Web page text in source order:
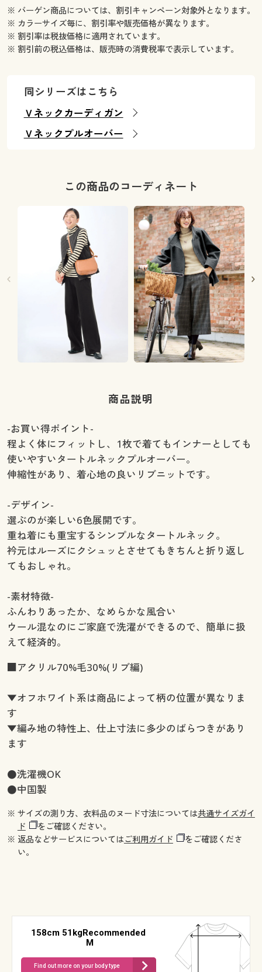
※ バーゲン商品については、割引キャンペーン対象外となります。
※ カラーサイズ毎に、割引率や販売価格が異なります。
※ 割引率は税抜価格に適用されています。
※ 割引前の税込価格は、販売時の消費税率で表示しています。
同シリーズはこちら
Ｖネックカーディガン
Ｖネックプルオーバー
この商品のコーディネート
商品説明
-お買い得ポイント-
程よく体にフィットし、1枚で着てもインナーとしても
使いやすいタートルネックプルオーバー。
伸縮性があり、着心地の良いリブニットです。
-デザイン-
選ぶのが楽しい6色展開です。
重ね着にも重宝するシンプルなタートルネック。
衿元はルーズにクシュッとさせてもきちんと折り返し
てもおしゃれ。
-素材特徴-
ふんわりあったか、なめらかな風合い
ウール混なのにご家庭で洗濯ができるので、簡単に扱
えて経済的。
■アクリル70%毛30%(リブ編)
▼オフホワイト系は商品によって柄の位置が異なりま
す
▼編み地の特性上、仕上寸法に多少のばらつきがあり
ます
●洗濯機OK
●中国製
※ サイズの測り方、衣料品のヌード寸法については共通サイズガイ
ド
をご確認ください。
※ 返品などサービスについてはご利用ガイド
をご確認くださ
い。
158cm 51kgRecommended
M
Find out more on your body type